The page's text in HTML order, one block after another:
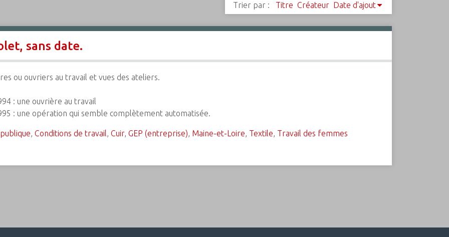
Trier par : Titre Créateur Date d'ajout
sans date.
ou ouvriers au travail et vues des ateliers.
: une ouvrière au travail
: une opération qui semble complètement automatisée.
, Conditions de travail, Cuir, GEP (entreprise), Maine-et-Loire, Textile, Travail des femmes